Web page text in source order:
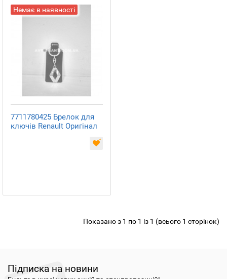
Немає в наявності
7711780425 Брелок для
ключів Renault Оригінал
Показано з 1 по 1 із 1 (всього 1 сторінок)
Підписка на новини